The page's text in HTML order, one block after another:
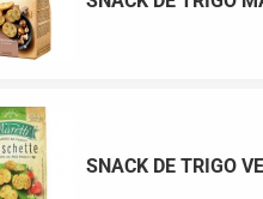
SNACK DE TRIGO